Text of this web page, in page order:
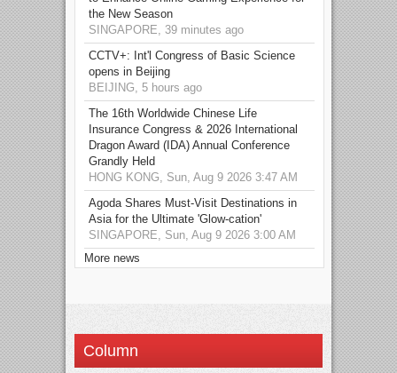
the New Season
SINGAPORE, 39 minutes ago
CCTV+: Int'l Congress of Basic Science
opens in Beijing
BEIJING, 5 hours ago
The 16th Worldwide Chinese Life
Insurance Congress & 2026 International
Dragon Award (IDA) Annual Conference
Grandly Held
HONG KONG, Sun, Aug 9 2026 3:47 AM
Agoda Shares Must-Visit Destinations in
Asia for the Ultimate 'Glow-cation'
SINGAPORE, Sun, Aug 9 2026 3:00 AM
More news
Column